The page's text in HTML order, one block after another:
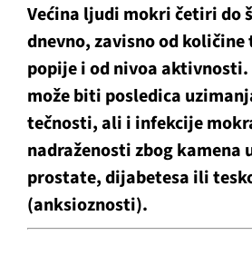
Većina ljudi mokri četiri do
dnevno, zavisno od
popije i od nivoa
može biti posledica
tečnosti, ali i infekcije
nadraženosti zbog kamena
prostate, dijabetesa ili
(anksioznosti).